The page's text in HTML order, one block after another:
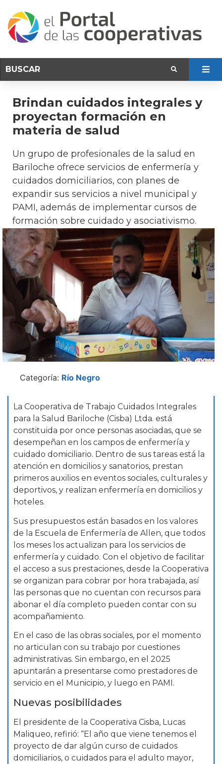
Brindan cuidados integrales y
proyectan formación en
materia de salud
Un grupo de profesionales de la salud en
Bariloche ofrece servicios de enfermería y
cuidados domiciliarios, con planes de
expandir sus servicios a nivel municipal y
PAMI, además de implementar cursos de
formación sobre cuidado y asociativismo.
Categoría: Río Negro
La Cooperativa de Trabajo Cuidados Integrales
para la Salud Bariloche (Cisba) Ltda. está
constituida por once personas asociadas, que se
desempeñan en los campos de enfermería y
cuidado domiciliario. Dentro de sus tareas está la
atención en domicilios y sanatorios, prestan
primeros auxilios en eventos sociales, culturales y
deportivos, y realizan enfermería en domicilios y
hoteles.
Sus presupuestos están basados en los valores
de la Escuela de Enfermería de Allen, que todos
los meses los actualizan para los servicios de
enfermería y cuidado. Con el objetivo de facilitar
el acceso a sus prestaciones, desde la Cooperativa
se organizan para cobrar por hora trabajada, así
las personas que no cuentan con recursos para
abonar el día completo pueden contar con su
acompañamiento.
En el caso de las obras sociales, por el momento
no articulan con su trabajo por cuestiones
administrativas. Sin embargo, en el 2025
apuntarán a presentarse como prestadores de
servicio en el Municipio, y luego en PAMI.
Nuevas posibilidades
El presidente de la Cooperativa Cisba, Lucas
Maliqueo, refirió: “El año que viene tenemos el
proyecto de dar algún curso de cuidados
domiciliarios, o cuidados para el adulto mayor,